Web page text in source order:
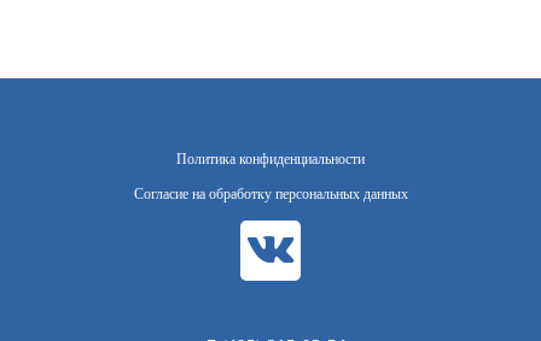
Политика конфиденциальности
Согласие на обработку персональных данных